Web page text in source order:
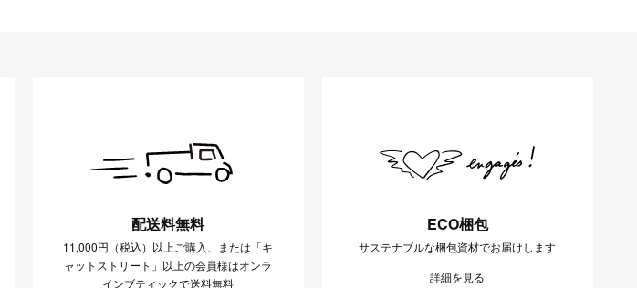
配送料無料
11,000円（税込）以上ご購入、または「キ
ャットストリート」以上の会員様はオンラ
インブティックで送料無料
ECO梱包
サステナブルな梱包資材でお届けします
詳細を見る